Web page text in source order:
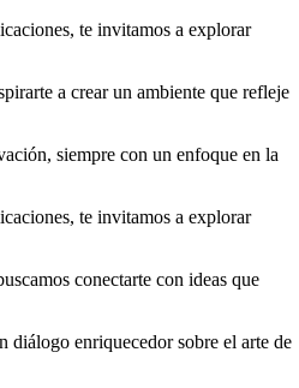
te invitamos a explorar
a crear un ambiente que refleje
siempre con un enfoque en la
te invitamos a explorar
conectarte con ideas que
diálogo enriquecedor sobre el arte de